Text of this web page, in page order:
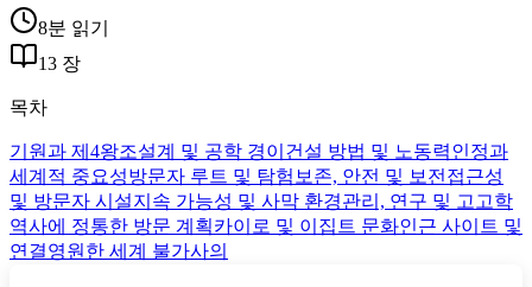
8분 읽기
13 장
목차
기원과 제4왕조설계 및 공학 경이 건설 방법 및 노동력인정과
세계적 중요성방문자 루트 및 탐험 보존, 안전 및 보전 접근성
및 방문자 시설지속 가능성 및 사막 환경관리, 연구 및 고고학
역사에 정통한 방문 계획카이로 및 이집트 문화인근 사이트 및
연결영원한 세계 불가사의